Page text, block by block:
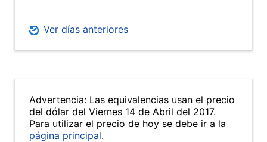
Ver días anteriores
Advertencia: Las equivalencias usan el precio
del dólar del Viernes 14 de Abril del 2017.
Para utilizar el precio de hoy se debe ir a la
página principal.